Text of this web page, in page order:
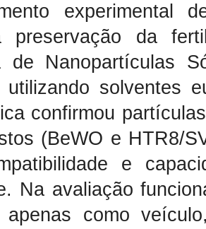
experimental
preservação da
de Nanopartículas
utilizando solventes
confirmou
(BeWO e HTR8/
e
Na avaliação
apenas como